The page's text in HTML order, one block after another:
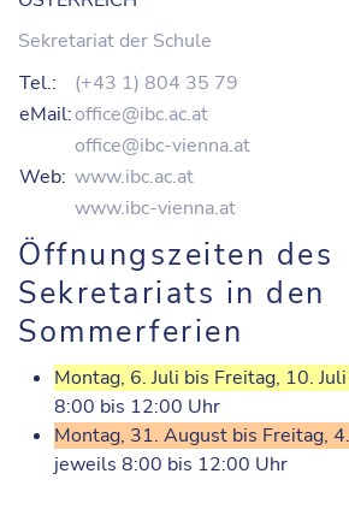
Sekretariat der Schule
Tel.:
(+43 1) 804 35 79
eMail:office@ibc.ac.at
office@ibc-vienna.at
Web: www.ibc.ac.at
www.ibc-vienna.at
Öffnungszeiten des
Sekretariats in den
Sommerferien
Montag, 6. Juli bis Freitag, 10.
8:00 bis 12:00 Uhr
Montag, 31. August bis Freitag,
jeweils 8:00 bis 12:00 Uhr